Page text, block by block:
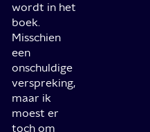
wordt in het
boek.
Misschien
een
onschuldige
verspreking,
maar ik
moest er
toch om